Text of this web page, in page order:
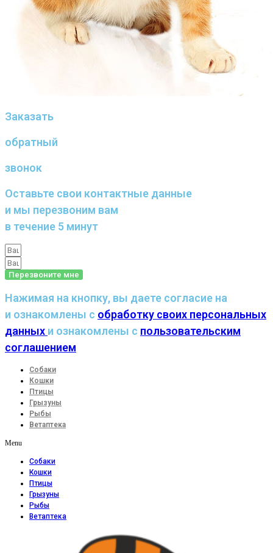
Заказать
обратный
звонок
Оставьте свои контактные данные
и мы перезвоним вам
в течение 5 минут
Перезвоните мне
Нажимая на кнопку, вы даете согласие на
и ознакомлены с обработку своих персональных
данных и ознакомлены с пользовательским
соглашением
Собаки
Кошки
Птицы
Грызуны
Рыбы
Ветаптека
Menu
Собаки
Кошки
Птицы
Грызуны
Рыбы
Ветаптека